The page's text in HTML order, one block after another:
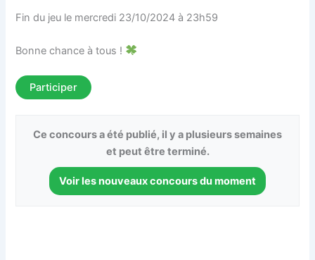
Fin du jeu le mercredi 23/10/2024 à 23h59
Bonne chance à tous !
Participer
Ce concours a été publié, il y a plusieurs semaines
et peut être terminé.
Voir les nouveaux concours du moment